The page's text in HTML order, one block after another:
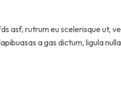
asf, rutrum eu scelerisque ut,
a gas dictum, ligula